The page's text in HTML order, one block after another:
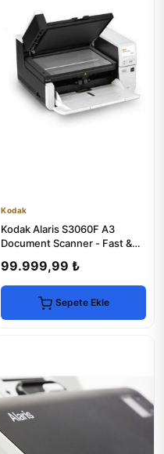
Kodak
Kodak Alaris S3060F A3
Document Scanner - Fast &
99.999,99 ₺
Sepete Ekle